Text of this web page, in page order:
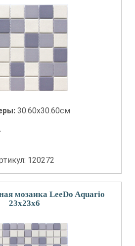
30.60x30.60см
120272
мозаика LeeDo Aquario
23x23x6